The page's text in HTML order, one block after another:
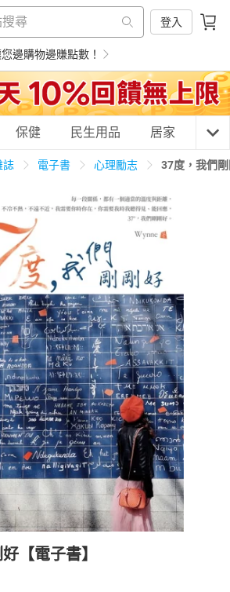
登入
邊購物邊賺點數！
食蛋糕 養生保健 民生用品
家電 運動休閒 親子玩具
男裝 化妝保養 情趣用品
/紙本書
HOT
保健 民生用品 居家 3C
誌 電子書 心理勵志 37度，我們
【電子書】